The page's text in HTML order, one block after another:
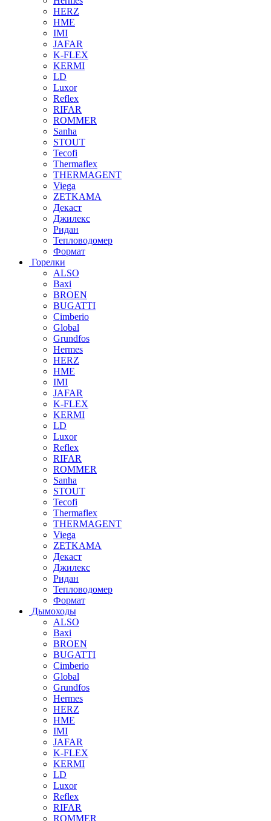
HERZ
HME
IMI
JAFAR
K-FLEX
KERMI
LD
Luxor
Reflex
RIFAR
ROMMER
Sanha
STOUT
Tecofi
Thermaflex
THERMAGENT
Viega
ZETKAMA
Декаст
Джилекс
Ридан
Тепловодомер
Формат
Горелки
ALSO
Baxi
BROEN
BUGATTI
Cimberio
Global
Grundfos
Hermes
HERZ
HME
IMI
JAFAR
K-FLEX
KERMI
LD
Luxor
Reflex
RIFAR
ROMMER
Sanha
STOUT
Tecofi
Thermaflex
THERMAGENT
Viega
ZETKAMA
Декаст
Джилекс
Ридан
Тепловодомер
Формат
Дымоходы
ALSO
Baxi
BROEN
BUGATTI
Cimberio
Global
Grundfos
Hermes
HERZ
HME
IMI
JAFAR
K-FLEX
KERMI
LD
Luxor
Reflex
RIFAR
ROMMER